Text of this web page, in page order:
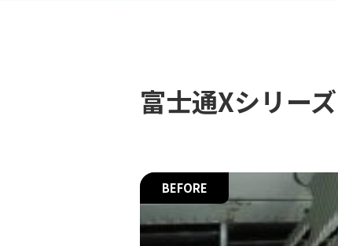
富士通Xシリー
BEFORE